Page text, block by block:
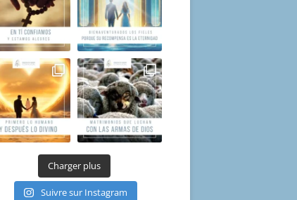
Charger plus
Suivre sur Instagram